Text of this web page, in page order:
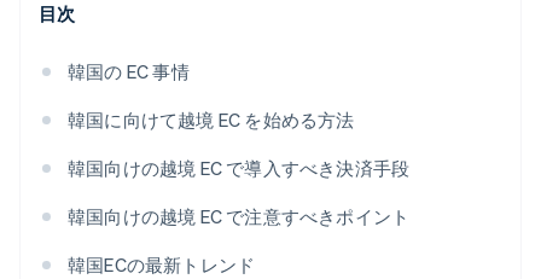
目次
韓国の EC 事情
韓国に向けて越境 EC を始める方法
韓国向けの越境 EC で導入すべき決済手段
韓国向けの越境 EC で注意すべきポイント
韓国ECの最新トレンド